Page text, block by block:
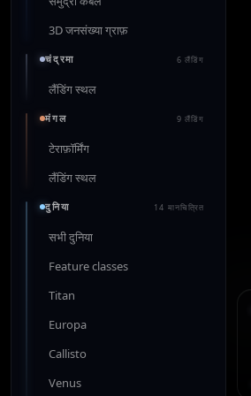
3D जनसंख्या ग्राफ़
चंद्रमा 6 लैंडिंग
लैंडिंग स्थल
मंगल 9 लैंडिंग
टेराफ़ॉर्मिंग
लैंडिंग स्थल
दुनिया 14 मानचित्रित
सभी दुनिया
Feature classes
Titan
Europa
Callisto
Venus